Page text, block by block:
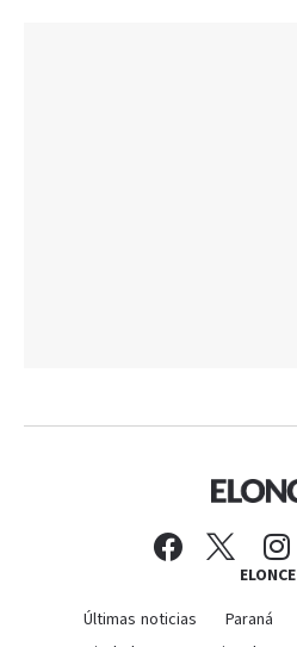
ELONCE
Últimas noticias Paraná